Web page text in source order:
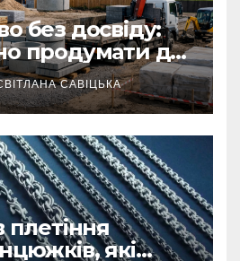
без досвіду:
продумати до
на
САВІЦЬКА
плетіння
які